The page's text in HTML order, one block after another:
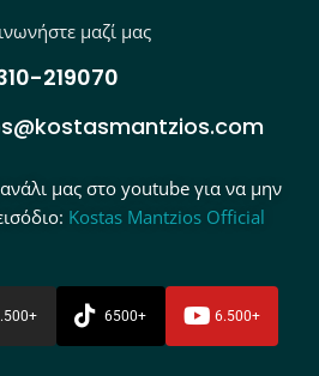
μαζί μας
219070
μας στο youtube για να μην
Kostas Mantzios Official
6500+ 6.500+